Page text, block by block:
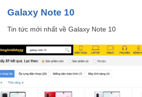
Galaxy Note 10
Tin tức mới nhất về Galaxy Note 10